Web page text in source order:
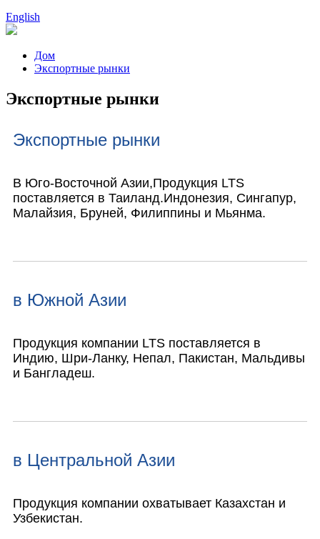
English
Дом
Экспортные рынки
Экспортные рынки
Экспортные рынки
В Юго-Восточной Азии,Продукция LTS
поставляется в Таиланд.Индонезия, Сингапур,
Малайзия, Бруней, Филиппины и Мьянма.
в Южной Азии
Продукция компании LTS поставляется в
Индию, Шри-Ланку, Непал, Пакистан, Мальдивы
и Бангладеш.
в Центральной Азии
Продукция компании охватывает Казахстан и
Узбекистан.